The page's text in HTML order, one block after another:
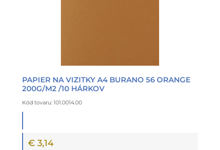
PAPIER NA VIZITKY A4 BURANO 56 ORANGE
200G/M2 /10 HÁRKOV
Kód tovaru: 101.0014.00
€ 3,14